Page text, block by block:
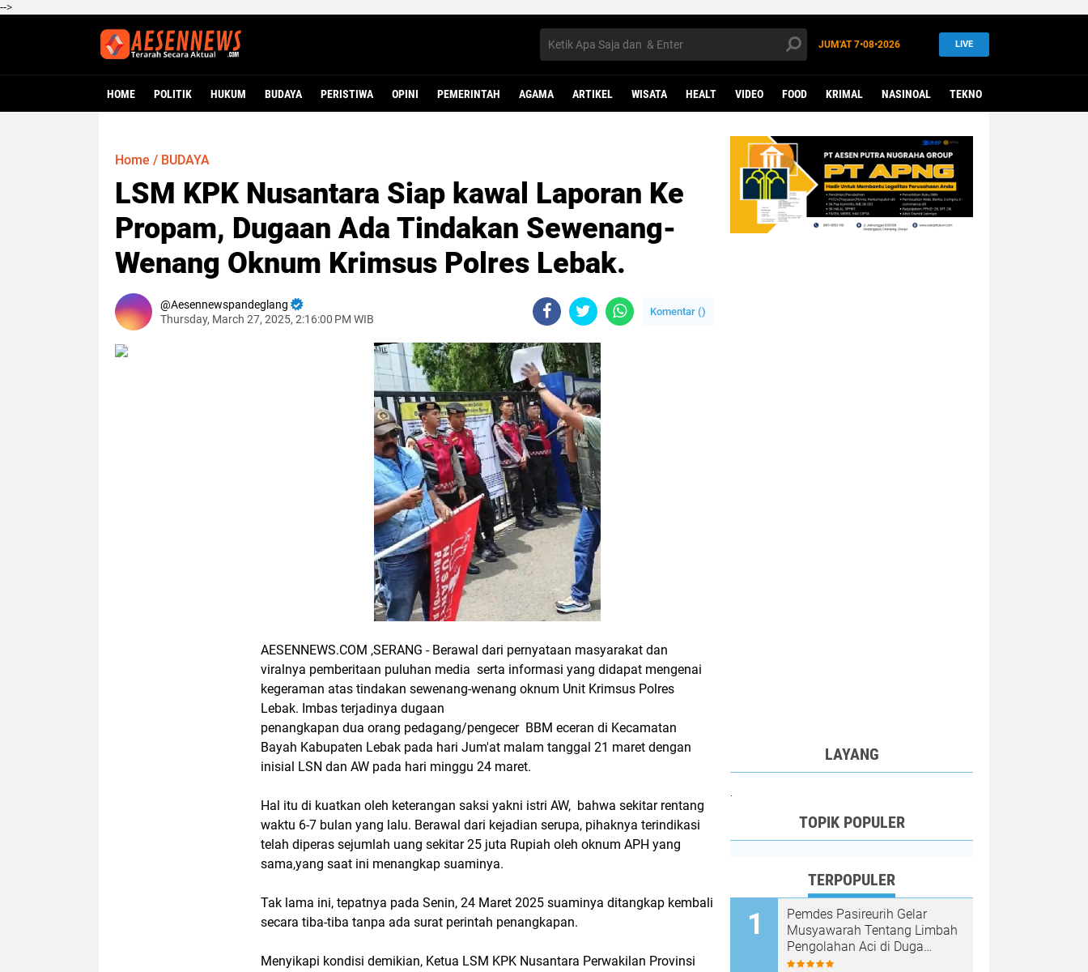
-->
JUM'AT7•08•2026 LIVE
HOME POLITIK HUKUM BUDAYA PERISTIWA OPINI PEMERINTAH AGAMA ARTIKEL WISATA HEALT VIDEO FOOD KRIMAL NASINOAL TEKNO
Home / BUDAYA
LSM KPK Nusantara Siap kawal Laporan Ke
Propam, Dugaan Ada Tindakan Sewenang-
Wenang Oknum Krimsus Polres Lebak.
Aesennewspandeglang
Thursday, March 27, 2025, 2:16:00 PM WIB
Komentar ()
AESENNEWS.COM ,SERANG - Berawal dari pernyataan masyarakat dan
viralnya pemberitaan puluhan media serta informasi yang didapat mengenai
kegeraman atas tindakan sewenang-wenang oknum Unit Krimsus Polres
Lebak. Imbas terjadinya dugaan
penangkapan dua orang pedagang/pengecer BBM eceran di Kecamatan
Bayah Kabupaten Lebak pada hari Jum'at malam tanggal 21 maret dengan
inisial LSN dan AW pada hari minggu 24 maret.
Hal itu di kuatkan oleh keterangan saksi yakni istri AW, bahwa sekitar rentang
waktu 6-7 bulan yang lalu. Berawal dari kejadian serupa, pihaknya terindikasi
telah diperas sejumlah uang sekitar 25 juta Rupiah oleh oknum APH yang
sama,yang saat ini menangkap suaminya.
Tak lama ini, tepatnya pada Senin, 24 Maret 2025 suaminya ditangkap kembali
secara tiba-tiba tanpa ada surat perintah penangkapan.
Menyikapi kondisi demikian, Ketua LSM KPK Nusantara Perwakilan Provinsi
LAYANG
TOPIK POPULER
TERPOPULER
Pemdes Pasireurih Gelar
Musyawarah Tentang Limbah
Pengolahan Aci di Duga
Cemari Sungai Cisata